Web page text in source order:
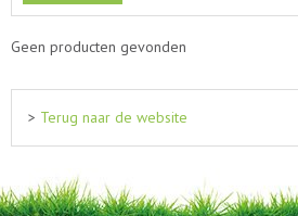
Geen producten gevonden
> Terug naar de website